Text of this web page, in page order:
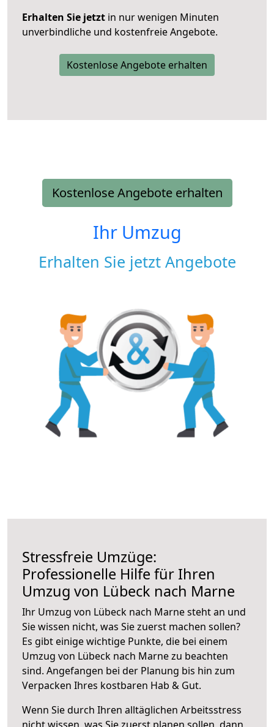
Erhalten Sie jetzt in nur wenigen Minuten
unverbindliche und kostenfreie Angebote.
Kostenlose Angebote erhalten
Kostenlose Angebote erhalten
Ihr Umzug
Erhalten Sie jetzt Angebote
Stressfreie Umzüge:
Professionelle Hilfe für Ihren
Umzug von Lübeck nach Marne
Ihr Umzug von Lübeck nach Marne steht an und
Sie wissen nicht, was Sie zuerst machen sollen?
Es gibt einige wichtige Punkte, die bei einem
Umzug von Lübeck nach Marne zu beachten
sind. Angefangen bei der Planung bis hin zum
Verpacken Ihres kostbaren Hab & Gut.
Wenn Sie durch Ihren alltäglichen Arbeitsstress